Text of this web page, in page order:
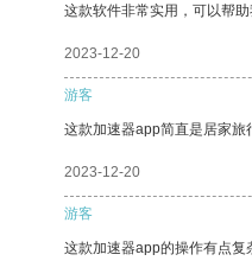
这款软件非常实用，可以帮
2023-12-20
游客
这款加速器app简直是居家旅
2023-12-20
游客
这款加速器app的操作有点复